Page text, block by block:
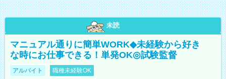
未読
マニュアル通りに簡単WORK◆未経験から好き
な時にお仕事できる！単発OK◎試験監督
アルバイト 職種未経験OK